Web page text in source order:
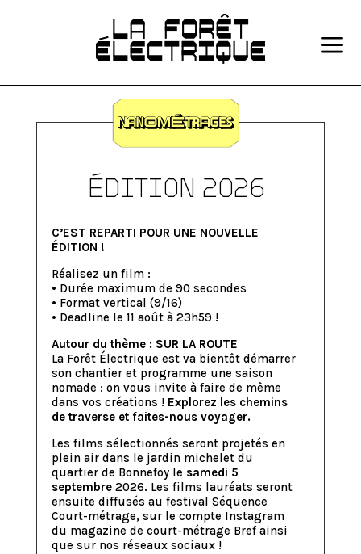
Édition 2026
C’EST REPARTI POUR UNE NOUVELLE
ÉDITION !
Réalisez un film :
• Durée maximum de 90 secondes
• Format vertical (9/16)
• Deadline le 11 août à 23h59 !
Autour du thème : SUR LA ROUTE
La Forêt Électrique est va bientôt démarrer
son chantier et programme une saison
nomade : on vous invite à faire de même
dans vos créations !Explorez les chemins
de traverse et faites-nous voyager.
Les films sélectionnés seront projetés en
plein air dans le jardin michelet du
quartier de Bonnefoy le samedi 5
septembre2026. Les films lauréats seront
ensuite diffusés au festival Séquence
Court-métrage, sur le compte Instagram
du magazine de court-métrage Bref ainsi
que sur nos réseaux sociaux !
a